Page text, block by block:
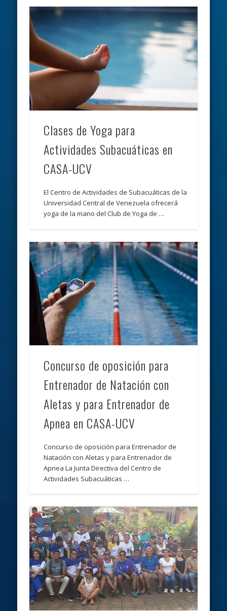
Clases de Yoga para
Actividades Subacuáticas en
CASA-UCV
El Centro de Actividades de Subacuáticas de la
Universidad Central de Venezuela ofrecerá
yoga de la mano del Club de Yoga de …
Concurso de oposición para
Entrenador de Natación con
Aletas y para Entrenador de
Apnea en CASA-UCV
Concurso de oposición para Entrenador de
Natación con Aletas y para Entrenador de
Apnea La Junta Directiva del Centro de
Actividades Subacuáticas …